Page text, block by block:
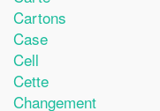
Cartons
Case
Cell
Cette
Changement